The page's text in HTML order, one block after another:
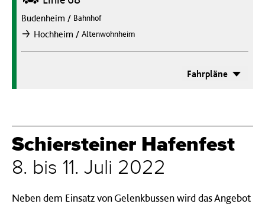
Budenheim / Bahnhof
nachHochheim / Altenwohnheim
Fahrpläne
Schiersteiner Hafenfest
8. bis 11. Juli 2022
Neben dem Einsatz von Gelenkbussen wird das Angebot